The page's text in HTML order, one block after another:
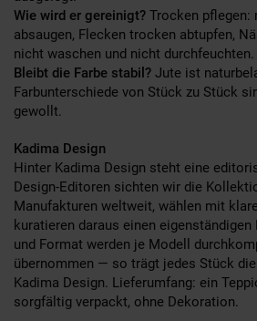
Wie wird er gereinigt? Trocken pflegen:
absaugen, Flecken trocken abtupfen,
nicht waschen und nicht durchfeuchten.
Bleibt die Farbe stabil? Jute ist
Farbunterschiede von Stück zu Stück
gewollt.
Kadima Design
Hinter Kadima Design steht eine
Design-Editoren sichten wir die
Manufakturen weltweit, wählen mit
kuratieren daraus einen
und Format werden je Modell
übernommen — so trägt jedes Stück
Kadima Design. Lieferumfang: ein
sorgfältig verpackt, ohne Dekoration.